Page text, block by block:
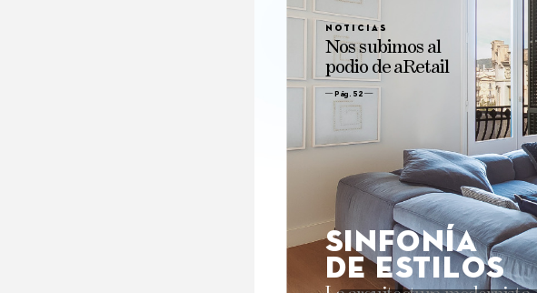
Sinfonía
de estilos
Nos subimos al
podio de aRetail
no ticias
Pág. 52